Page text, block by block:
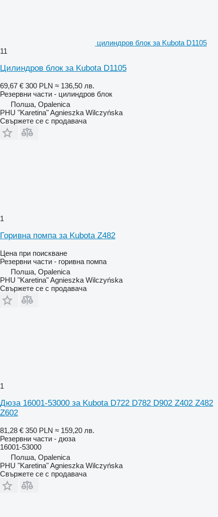
цилиндров блок за Kubota D1105
11
Цилиндров блок за Kubota D1105
69,67 € 300 PLN ≈ 136,50 лв.
Резервни части - цилиндров блок
Полша, Opalenica
PHU "Karetina" Agnieszka Wilczyńska
Свържете се с продавача
1
Горивна помпа за Kubota Z482
Цена при поискване
Резервни части - горивна помпа
Полша, Opalenica
PHU "Karetina" Agnieszka Wilczyńska
Свържете се с продавача
1
Дюза 16001-53000 за Kubota D722 D782 D902 Z402 Z482
Z602
81,28 € 350 PLN ≈ 159,20 лв.
Резервни части - дюза
16001-53000
Полша, Opalenica
PHU "Karetina" Agnieszka Wilczyńska
Свържете се с продавача